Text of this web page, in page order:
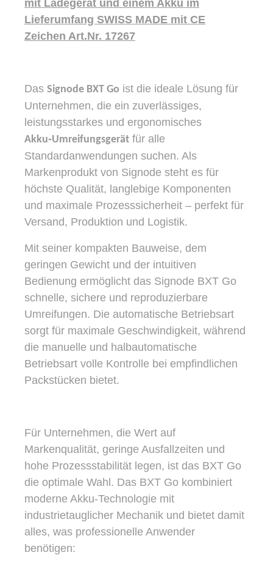
mit Ladegerät und einem Akku im
Lieferumfang SWISS MADE mit CE
Zeichen Art.Nr. 17267
Das Signode BXT Go ist die ideale Lösung für
Unternehmen, die ein zuverlässiges,
leistungsstarkes und ergonomisches
Akku‑Umreifungsgerät für alle
Standardanwendungen suchen. Als
Markenprodukt von Signode steht es für
höchste Qualität, langlebige Komponenten
und maximale Prozesssicherheit – perfekt für
Versand, Produktion und Logistik.
Mit seiner kompakten Bauweise, dem
geringen Gewicht und der intuitiven
Bedienung ermöglicht das Signode BXT Go
schnelle, sichere und reproduzierbare
Umreifungen. Die automatische Betriebsart
sorgt für maximale Geschwindigkeit, während
die manuelle und halbautomatische
Betriebsart volle Kontrolle bei empfindlichen
Packstücken bietet.
Für Unternehmen, die Wert auf
Markenqualität, geringe Ausfallzeiten und
hohe Prozessstabilität legen, ist das BXT Go
die optimale Wahl. Das BXT Go kombiniert
moderne Akku‑Technologie mit
industrietauglicher Mechanik und bietet damit
alles, was professionelle Anwender
benötigen: